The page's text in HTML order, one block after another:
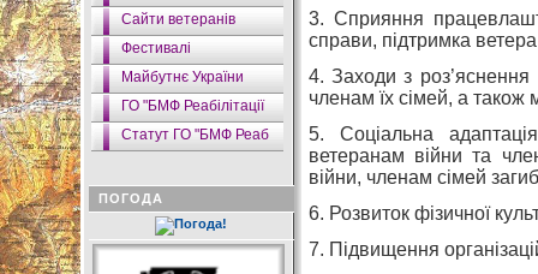
Сайти ветеранів
Фестивалі
Майбутнє України
ГО "БМФ Реабілітації
Статут ГО "БМФ Реаб
ПОГОДА
3. Сприяння
справи, підтримка
4. Заходи з
членам їх сімей, а також
5. Соціальна
ветеранам війни та
війни, членам сімей
6. Розвиток фізичної
7. Підвищення